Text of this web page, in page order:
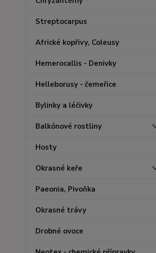
Streptocarpus
Africké kopřivy, Coleusy
Hemerocallis - Denivky
Helleborusy - čemeřice
Bylinky a léčivky
Balkónové rostliny
Hosty
Okrasné keře
Paeonia, Pivoňka
Okrasné trávy
Drobné ovoce